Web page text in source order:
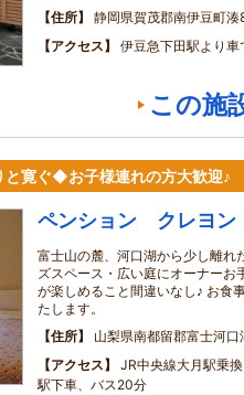
住所
静岡県賀茂郡南伊豆町湊
アクセス
伊豆急下田駅より
この施
と寛ぐ◆お子様連れの方大歓迎♪
ペンション クレヨン
富士山の麓、河口湖から少し離れ
ズスペース・広い庭にオーナーお
が楽しめること間違いなし♪ お食
たします。
住所
山梨県南都留郡富士河
アクセス
JR中央線大月駅乗
駅下車、バス20分